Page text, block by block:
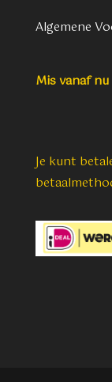
Algemene
Mis vanaf
Je kunt